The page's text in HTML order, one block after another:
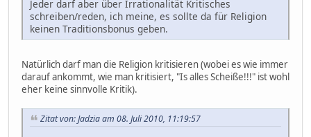
Jeder darf aber über Irrationalität Kritisches
schreiben/reden, ich meine, es sollte da für Religion
keinen Traditionsbonus geben.
Natürlich darf man die Religion kritisieren (wobei es wie immer
darauf ankommt, wie man kritisiert, "Is alles Scheiße!!!" ist wohl
eher keine sinnvolle Kritik).
Zitat von: Jadzia am 08. Juli 2010, 11:19:57